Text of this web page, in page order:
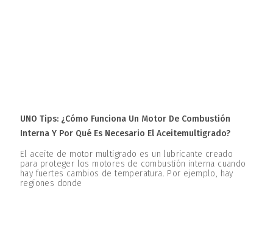
UNO Tips: ¿Cómo Funciona Un Motor De Combustión
Interna Y Por Qué Es Necesario El Aceitemultigrado?
El aceite de motor multigrado es un lubricante creado
para proteger los motores de combustión interna cuando
hay fuertes cambios de temperatura. Por ejemplo, hay
regiones donde